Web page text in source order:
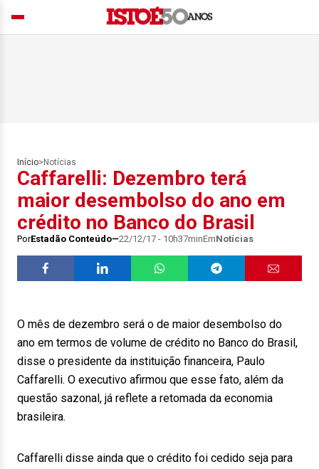
Início> Notícias
Caffarelli: Dezembro terá
maior desembolso do ano em
crédito no Banco do Brasil
PorEstadão Conteúdo 22/12/17 - 10h37minEmNotícias
O mês de dezembro será o de maior desembolso do
ano em termos de volume de crédito no Banco do Brasil,
disse o presidente da instituição financeira, Paulo
Caffarelli. O executivo afirmou que esse fato, além da
questão sazonal, já reflete a retomada da economia
brasileira.
Caffarelli disse ainda que o crédito foi cedido seja para